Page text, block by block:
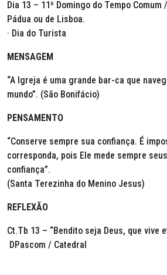
Dia 13 – 11º Domingo do Tempo Comum
Pádua ou de Lisboa.
· Dia do Turista
MENSAGEM
“A Igreja é uma grande bar-ca que
mundo”. (São Bonifácio)
PENSAMENTO
“Conserve sempre sua confiança. É
corresponda, pois Ele mede sempre
confiança”.
(Santa Terezinha do Menino Jesus)
REFLEXÃO
Ct.Tb 13 – “Bendito seja Deus, que vive
DPascom / Catedral